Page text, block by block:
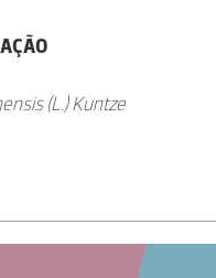
(L.) Kuntze